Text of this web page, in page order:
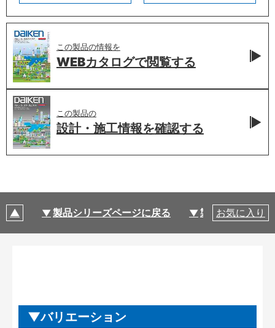
この製品の情報を
WEBカタログで閲覧する
この製品の
設計・施工情報を確認する
製品シリーズページに戻る 製品仕様
お気に入り
バリエーション